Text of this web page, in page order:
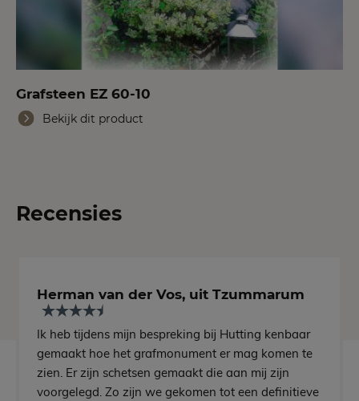
Grafsteen EZ 60-10
Bekijk dit product
Recensies
Herman van der Vos, uit Tzummarum
Ik heb tijdens mijn bespreking bij Hutting kenbaar
gemaakt hoe het grafmonument er mag komen te
zien. Er zijn schetsen gemaakt die aan mij zijn
voorgelegd. Zo zijn we gekomen tot een definitieve